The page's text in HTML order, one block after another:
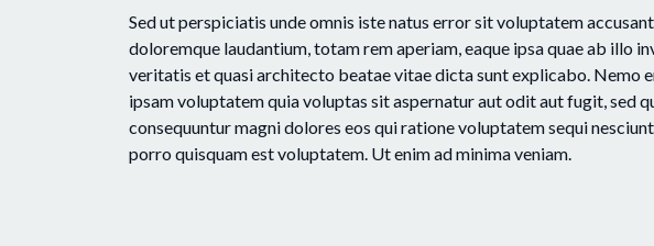
Sed ut perspiciatis unde omnis iste natus error sit voluptatem
doloremque laudantium, totam rem aperiam, eaque ipsa quae ab illo
veritatis et quasi architecto beatae vitae dicta sunt explicabo. Nemo
ipsam voluptatem quia voluptas sit aspernatur aut odit aut fugit, sed
consequuntur magni dolores eos qui ratione voluptatem sequi
porro quisquam est voluptatem. Ut enim ad minima veniam.